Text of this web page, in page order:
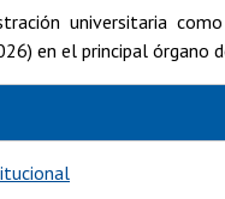
universitaria
en el principal órgano